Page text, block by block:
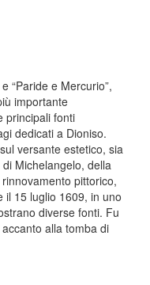
“Paride e Mercurio”,
importante
principali fonti
dedicati a Dioniso.
versante estetico, sia
Michelangelo, della
pittorico,
il 15 luglio 1609, in uno
diverse fonti. Fu
alla tomba di